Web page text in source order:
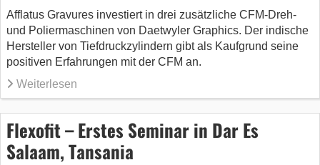
Afflatus Gravures investiert in drei zusätzliche CFM-Dreh-
und Poliermaschinen von Daetwyler Graphics. Der indische
Hersteller von Tiefdruckzylindern gibt als Kaufgrund seine
positiven Erfahrungen mit der CFM an.
Weiterlesen
Flexofit – Erstes Seminar in Dar Es
Salaam, Tansania